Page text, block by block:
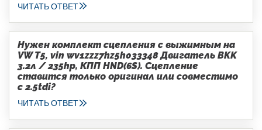
ЧИТАТЬ ОТВЕТ
Нужен комплект сцепления с выжимным на
VW T5, vin wv1zzz7hz5h033348 Двигатель BKK
3.2л / 235hp, КПП HND(6S). Сцепление
ставится только оригинал или совместимо
с 2.5tdi?
ЧИТАТЬ ОТВЕТ